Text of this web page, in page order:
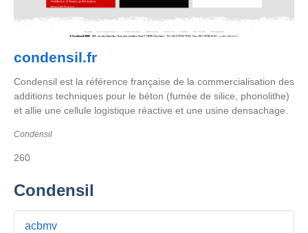
condensil.fr
Condensil est la référence française de la commercialisation des
additions techniques pour le béton (fumée de silice, phonolithe)
et allie une cellule logistique réactive et une usine densachage.
Condensil
260
Condensil
acbmv